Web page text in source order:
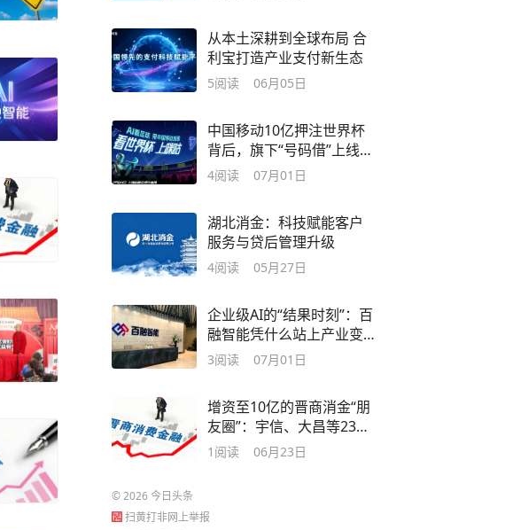
从本土深耕到全球布局 合
利宝打造产业支付新生态
5阅读 06月05日
中国移动10亿押注世界杯
背后，旗下“号码借”上线车
抵贷业务
4阅读 07月01日
湖北消金：科技赋能客户
服务与贷后管理升级
4阅读 05月27日
企业级AI的“结果时刻”：百
融智能凭什么站上产业变
革的前沿
3阅读 07月01日
增资至10亿的晋商消金“朋
友圈”：宇信、大昌等23家
助贷机构
1 阅读 06月23日
©2026今日头条
扫黄打非网上举报